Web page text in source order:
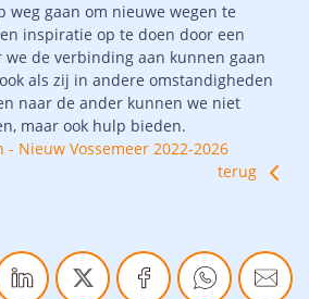
weg gaan om nieuwe wegen te
inspiratie op te doen door een
de verbinding aan kunnen gaan
als zij in andere omstandigheden
naar de ander kunnen we niet
maar ook hulp bieden.
Nieuw Vossemeer 2022-2026
terug